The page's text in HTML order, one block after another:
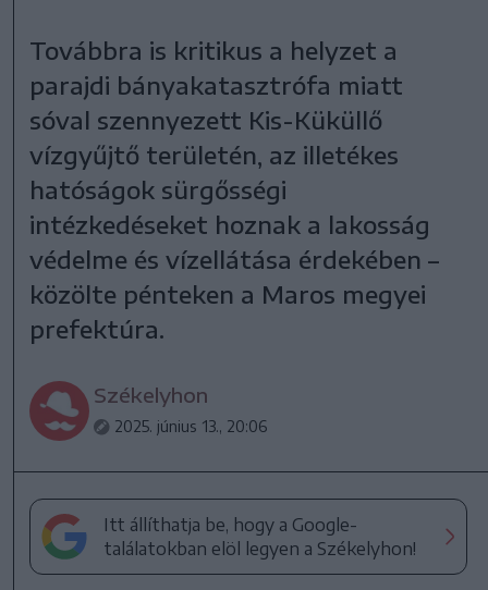
Továbbra is kritikus a helyzet a
parajdi bányakatasztrófa miatt
sóval szennyezett Kis-Küküllő
vízgyűjtő területén, az illetékes
hatóságok sürgősségi
intézkedéseket hoznak a lakosság
védelme és vízellátása érdekében –
közölte pénteken a Maros megyei
prefektúra.
Székelyhon
2025. június 13., 20:06
Itt állíthatja be, hogy a Google-
találatokban elöl legyen a Székelyhon!